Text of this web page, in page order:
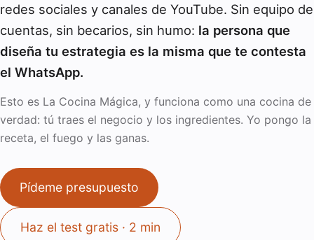
redes sociales y canales de YouTube. Sin equipo de
cuentas, sin becarios, sin humo: la persona que
diseña tu estrategia es la misma que te contesta
el WhatsApp.
Esto es La Cocina Mágica, y funciona como una cocina de
verdad: tú traes el negocio y los ingredientes. Yo pongo la
receta, el fuego y las ganas.
Pídeme presupuesto
Haz el test gratis · 2 min